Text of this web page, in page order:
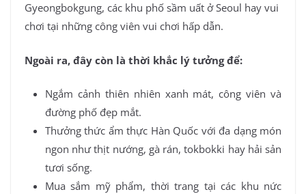
Gyeongbokgung, các khu phố sầm uất ở Seoul hay vui
chơi tại những công viên vui chơi hấp dẫn.
Ngoài ra, đây còn là thời khắc lý tưởng để:
Ngắm cảnh thiên nhiên xanh mát, công viên và
đường phố đẹp mắt.
Thưởng thức ẩm thực Hàn Quốc với đa dạng món
ngon như thịt nướng, gà rán, tokbokki hay hải sản
tươi sống.
Mua sắm mỹ phẩm, thời trang tại các khu nức